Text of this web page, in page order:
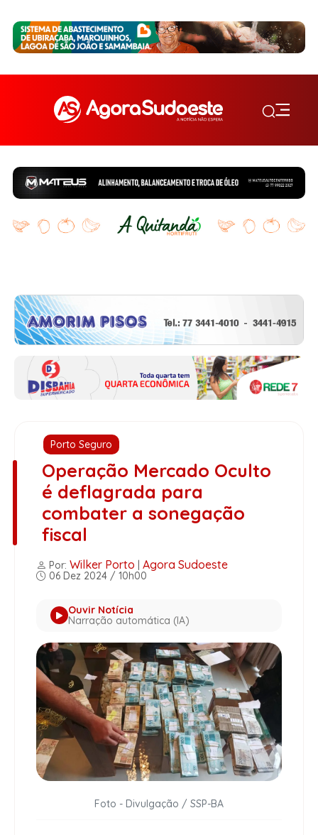
Porto Seguro
Operação Mercado Oculto
é deflagrada para
combater a sonegação
fiscal
Por: Wilker Porto Agora Sudoeste
06 Dez 2024 / 10h00
Ouvir Notícia
Narração automática (IA)
Foto - Divulgação / SSP-BA